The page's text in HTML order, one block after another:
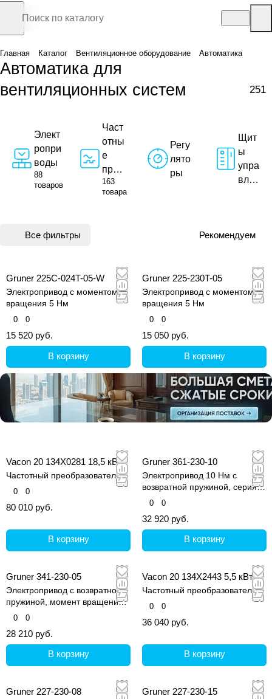
Главная Каталог Вентиляционное оборудование Автоматика
Автоматика для
вентиляционных систем
251
Элект
ропри
воды
88
товаров
Част
отны
е
прео
браз
оват
163
товара
Регу
лято
ры
Щит
ы
упра
влен
Все фильтры Рекомендуем
Gruner 225C-024T-05-W
Электропривод с моментом
вращения 5 Нм
0 0
15 520 руб.
В корзину
Gruner 225-230T-05
Электропривод с моментом
вращения 5 Нм
0 0
15 050 руб.
В корзину
Vacon 20 134X0281 18,5 кВт
Частотный преобразователь
0 0
80 010 руб.
В корзину
Gruner 361-230-10
Электропривод 10 Нм с
возвратной пружиной, серия
361
0 0
32 920 руб.
В корзину
Gruner 341-230-05
Электропривод с возвратной
пружиной, момент вращения 5
Нм
0 0
28 210 руб.
В корзину
Vacon 20 134X2443 5,5 кВт
Частотный преобразователь
0 0
36 040 руб.
В корзину
Gruner 227-230-08 Gruner 227-230-15